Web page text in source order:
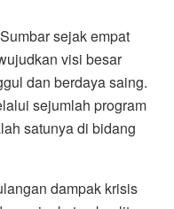
sejak empat
visi besar
dan berdaya saing.
sejumlah program
satunya di bidang
dampak krisis